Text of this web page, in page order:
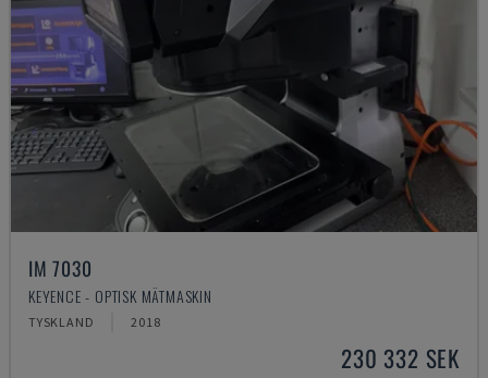
IM 7030
KEYENCE - OPTISK MÄTMASKIN
TYSKLAND 2018
230 332 SEK